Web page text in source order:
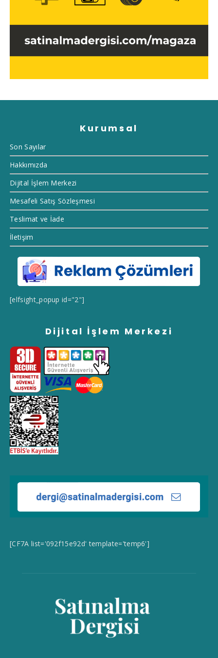
Kurumsal
Son Sayılar
Hakkımızda
Dijital İşlem Merkezi
Mesafeli Satış Sözleşmesi
Teslimat ve İade
İletişim
[elfsight_popup id="2"]
Dijital İşlem Merkezi
[CF7A list='092f15e92d' template='temp6']